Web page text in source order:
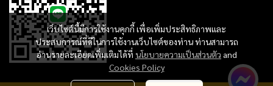
เว็บไซต์นี้มีการใช้งานคุกกี้ เพื่อเพิ่มประสิทธิภาพและ
ประสบการณ์ที่ดีในการใช้งานเว็บไซต์ของท่าน ท่านสามารถ
อ่านรายละเอียดเพิ่มเติมได้ที่ นโยบายความเป็นส่วนตัว and
Cookies Policy